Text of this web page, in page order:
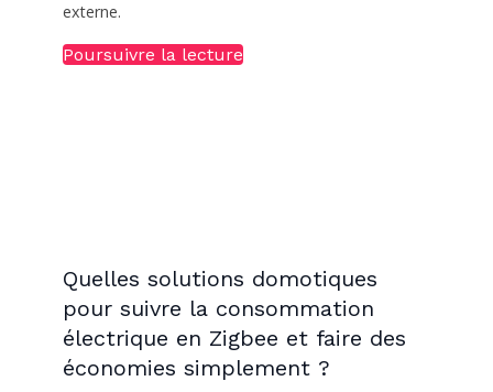
externe.
Poursuivre la lecture
Quelles solutions domotiques
pour suivre la consommation
électrique en Zigbee et faire des
économies simplement ?